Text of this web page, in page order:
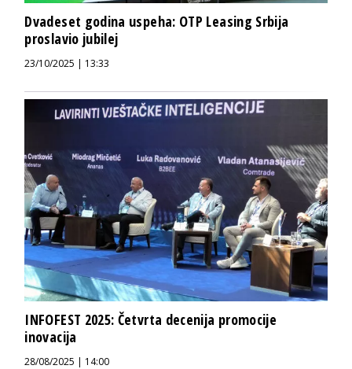
Dvadeset godina uspeha: OTP Leasing Srbija
proslavio jubilej
23/10/2025 | 13:33
INFOFEST 2025: Četvrta decenija promocije
inovacija
28/08/2025 | 14:00